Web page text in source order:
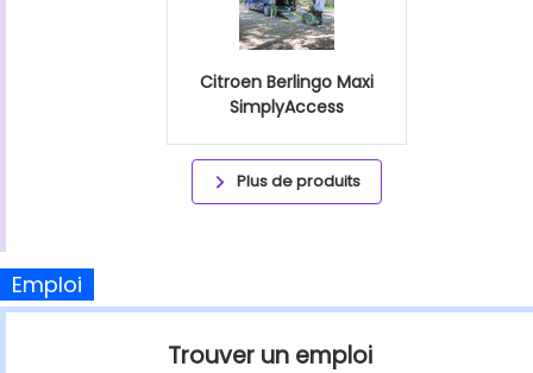
Citroen Berlingo Maxi
SimplyAccess
Plus de produits
Emploi
Trouver un emploi